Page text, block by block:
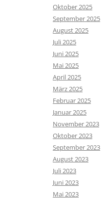
Oktober 2025
September 2025
August 2025
Juli 2025
Juni 2025
Mai 2025
April 2025
März 2025
Februar 2025
Januar 2025
November 2023
Oktober 2023
September 2023
August 2023
Juli 2023
Juni 2023
Mai 2023